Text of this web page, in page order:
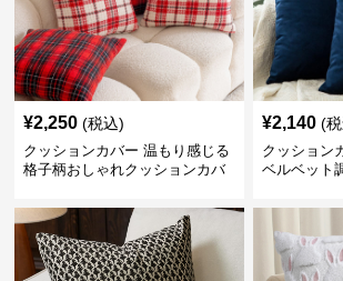
¥2,250 (税込)
クッションカバー 温もり感じる
格子柄おしゃれクッションカバ
¥2,140 (
クッション
ベルベット